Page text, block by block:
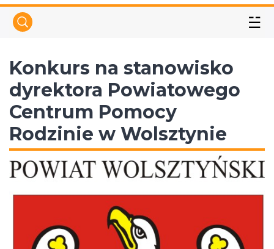
☱
Konkurs na stanowisko
dyrektora Powiatowego
Centrum Pomocy
Rodzinie w Wolsztynie